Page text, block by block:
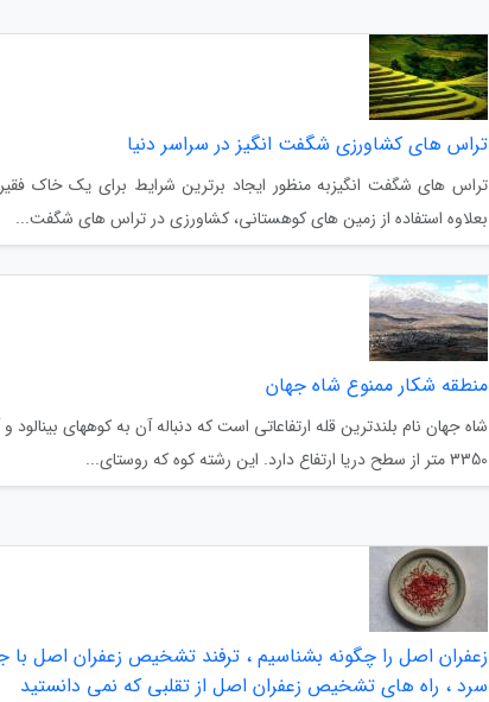
تراس های کشاورزی شگفت انگیز در سراسر دنیا
تراس های شگفت انگیزبه منظور ایجاد برترین شرایط برای یک خاک
بعلاوه استفاده از زمین های کوهستانی، کشاورزی در تراس های شگفت...
منطقه شکار ممنوع شاه جهان
شاه جهان نام بلندترین قله ارتفاعاتی است که دنباله آن به کوههای
3350 متر از سطح دریا ارتفاع دارد. این رشته کوه که روستای...
زعفران اصل را چگونه بشناسیم ، ترفند تشخیص زعفران اصل
سرد ، راه های تشخیص زعفران اصل از تقلبی که نمی دانستید